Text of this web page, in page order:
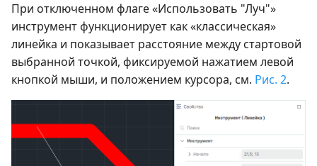
При отключенном флаге «Использовать "Луч"»
инструмент функционирует как «классическая»
линейка и показывает расстояние между стартовой
выбранной точкой, фиксируемой нажатием левой
кнопкой мыши, и положением курсора, см. Рис. 2.